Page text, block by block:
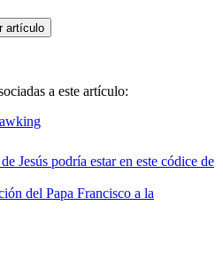
artículo
a este artículo:
Jesús podría estar en este códice de
del Papa Francisco a la